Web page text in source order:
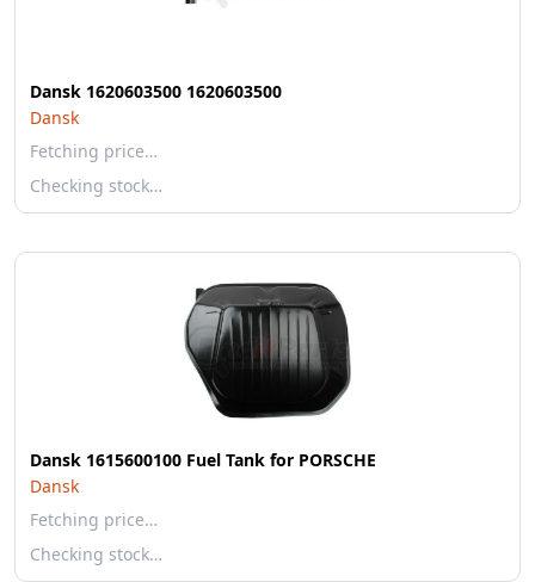
Dansk 1620603500 1620603500
Dansk
Fetching price…
Checking stock…
Dansk 1615600100 Fuel Tank for PORSCHE
Dansk
Fetching price…
Checking stock…